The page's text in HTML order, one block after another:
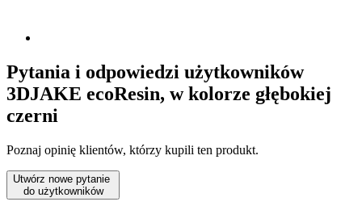
Pytania i odpowiedzi użytkowników
3DJAKE ecoResin, w kolorze głębokiej
czerni
Poznaj opinię klientów, którzy kupili ten produkt.
Utwórz nowe pytanie
do użytkowników